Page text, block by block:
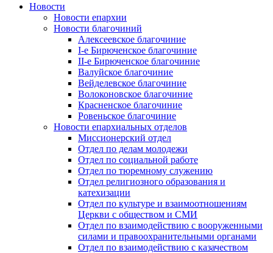
Новости
Новости епархии
Новости благочиний
Алексеевское благочиние
I-е Бирюченское благочиние
II-е Бирюченское благочиние
Валуйское благочиние
Вейделевское благочиние
Волоконовское благочиние
Красненское благочиние
Ровеньское благочиние
Новости епархиальных отделов
Миссионерский отдел
Отдел по делам молодежи
Отдел по социальной работе
Отдел по тюремному служению
Отдел религиозного образования и
катехизации
Отдел по культуре и взаимоотношениям
Церкви с обществом и СМИ
Отдел по взаимодействию с вооруженными
силами и правоохранительными органами
Отдел по взаимодействию с казачеством